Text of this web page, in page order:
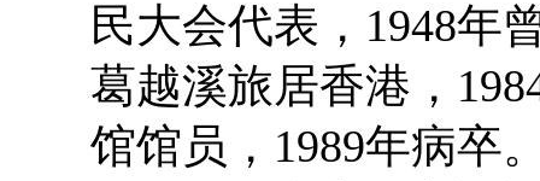
民大会代表，1948年
葛越溪旅居香港，
馆馆员，1989年病卒